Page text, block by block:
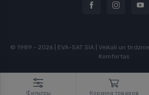
© 1989 - 2026 | EVA-SAT SIA | Veikali un
Komfortas
Фильтры Корзина товаров